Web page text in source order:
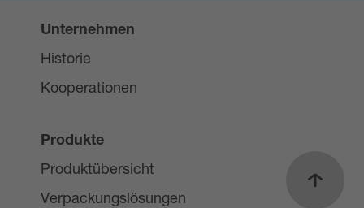
Nach
Unternehmen
Historie
Kooperationen
Produkte
Produktübersicht
Verpackungslösungen